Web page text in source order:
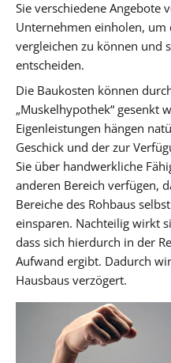
Sie verschiedene Angebote
Unternehmen einholen, um
vergleichen zu können und
entscheiden.
Die Baukosten können
„Muskelhypothek“ gesenkt
Eigenleistungen hängen
Geschick und der zur
Sie über handwerkliche
anderen Bereich verfügen,
Bereiche des Rohbaus
einsparen. Nachteilig wirkt
dass sich hierdurch in der
Aufwand ergibt. Dadurch
Hausbaus verzögert.